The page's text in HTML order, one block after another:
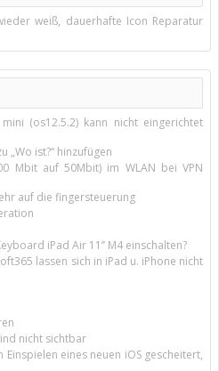
weiß, dauerhafte Icon Reparatur
(os12.5.2) kann nicht eingerichtet
„Wo ist?“ hinzufügen
Mbit auf 50Mbit) im WLAN bei VPN
auf die fingersteuerung
iPad Air 11’’ M4 einschalten?
lassen sich in iPad u. iPhone nicht
nicht sichtbar
eines neuen iOS gescheitert,